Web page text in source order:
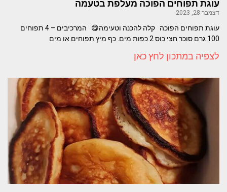
עוגת תפוחים הפוכה מעלפת בטעמה
דצמבר 28, 2023
עוגת תפוחים הפוכה קלה להכנה וטעימה😋 המרכיבים – 4 תפוחים
100 גרם סוכר חצי כוס 2 כפות מים. כף מיץ תפוחים או מים
לצפיה במתכון לחץ כאן